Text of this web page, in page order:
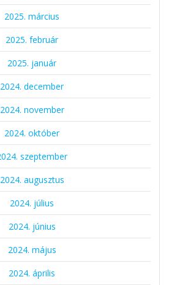
2025. március
2025. február
2025. január
2024. december
2024. november
2024. október
szeptember
2024. augusztus
2024. július
2024. június
2024. május
2024. április